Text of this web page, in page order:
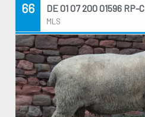
66 DE 01 07 200 01596 RP-C
MLS